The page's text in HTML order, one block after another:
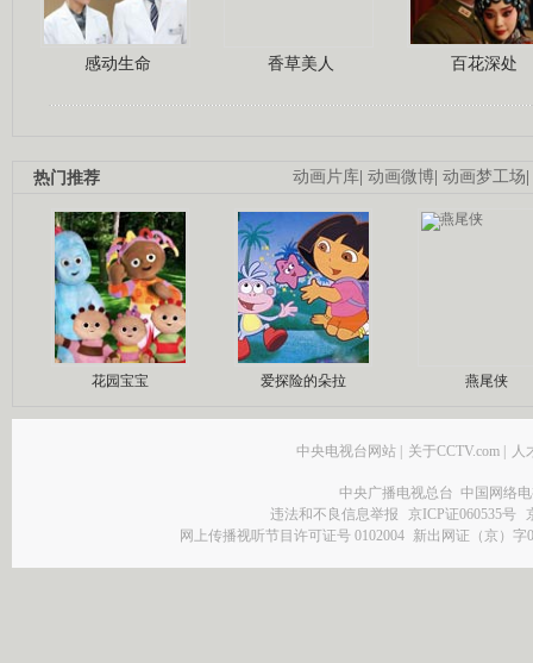
感动生命 香草美人 百花深处
动画片库| 动画微博| 动画梦工场|
热门推荐
花园宝宝 爱探险的朵拉 燕尾侠
中央电视台网站 | 关于CCTV.com | 人
中央广播电视总台 中国网络
违法和不良信息举报
京ICP证060535号
网上传播视听节目许可证号 0102004 新出网证（京）